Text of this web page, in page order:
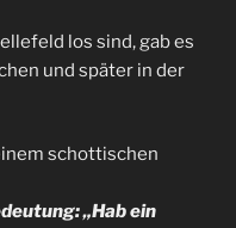
los sind, gab es
und später in der
schottischen
„Hab ein